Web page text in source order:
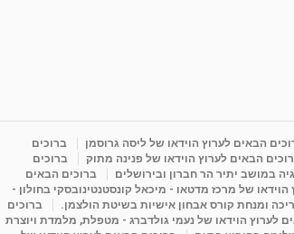
הבאים לערוץ הוידאו של ליסה גרוסמן
ברוכים
הבאים לערוץ הוידאו של פנינה מתוק
ברוכים
במושב יתיר הר חברון ובירושלים
ברוכים הבאים
של מרכז מדטאו - מיכאל קונסטנטינובסקי בחולון -
ומנחת קורס אבחון אישיות בשיטת הולצמן.
ברוכים
לערוץ הוידאו של נעמי גולדברג - מטפלת, מלמדת ויוצרת